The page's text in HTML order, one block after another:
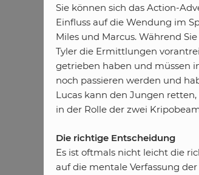
Sie können sich das Action-
Einfluss auf die Wendung im
Miles und Marcus. Während
Tyler die Ermittlungen
getrieben haben und müssen
noch passieren werden und
Lucas kann den Jungen
in der Rolle der zwei
Die richtige Entscheidung
Es ist oftmals nicht leicht die
auf die mentale Verfassung